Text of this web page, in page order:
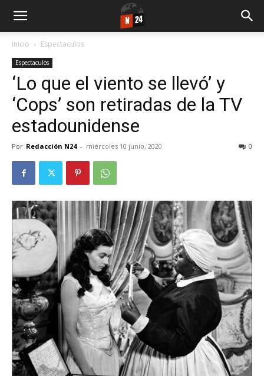
Inicio Espectaculos
Espectaculos
‘Lo que el viento se llevó’ y
‘Cops’ son retiradas de la TV
estadounidense
Por Redacción N24 - miércoles 10 junio, 2020 0